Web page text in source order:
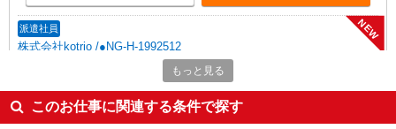
派遣社員
株式会社kotrio /●NG-H-1992512
NEW
[ 高収入 ]西尾駅近く【日収1.2万円】生活支
援員さん大募集！
時給1500円〜2125円 ＜日払い有/週払い有/交
通費全支給(ガソリン代含む)＞
もっと見る
このお仕事に関連する条件で探す